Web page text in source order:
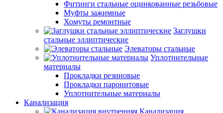
Фитинги стальные оцинкованные резьбовые
Муфты зажимные
Хомуты ремонтные
Заглушки
стальные эллиптические
Элеваторы стальные
Уплотнительные
материалы
Прокладки резиновые
Прокладки паронитовые
Уплотнительные материалы
Канализация
Канализация